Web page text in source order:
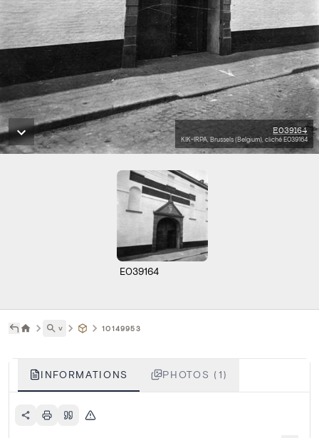
E039164
KIK-IRPA, Brussels (Belgium), cliché E039164
E039164
˅ 10149953
INFORMATIONS PHOTOS (1)